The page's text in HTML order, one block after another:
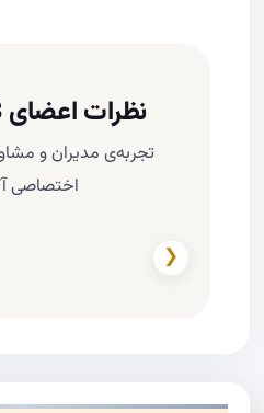
نظرات اعضای VIP CLUB
تجربه‌ی مدیران و
اختصاصی
❮